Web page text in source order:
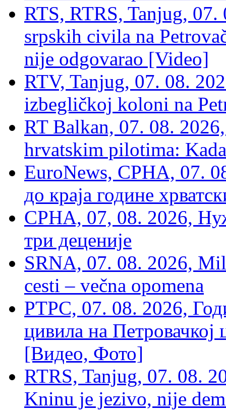
RTS, RTRS, Tanjug,
srpskih civila na
nije odgovarao [Video]
RTV, Tanjug, 07. 08.
izbegličkoj koloni na
RT Balkan, 07. 08.
hrvatskim pilotima:
EuroNews, СРНА, 07.
до краја године
СРНА, 07, 08. 2026,
три деценије
SRNA, 07. 08. 2026,
cesti – večna opomena
РТРС, 07. 08. 2026,
цивила на Петровачкој
[Видео, Фото]
RTRS, Tanjug, 07. 08.
Kninu je jezivo, nije